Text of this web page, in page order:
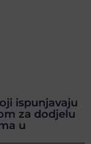
ispunjavaju
za dodjelu
u